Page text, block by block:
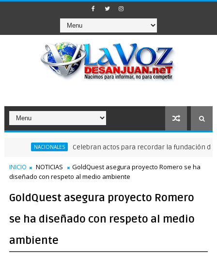
NACIONALES Celebran actos para recordar la fundación de Santo
INICIO NOTICIAS
GoldQuest asegura proyecto Romero se ha
diseñado con respeto al medio ambiente
GoldQuest asegura proyecto Romero
se ha diseñado con respeto al medio
ambiente